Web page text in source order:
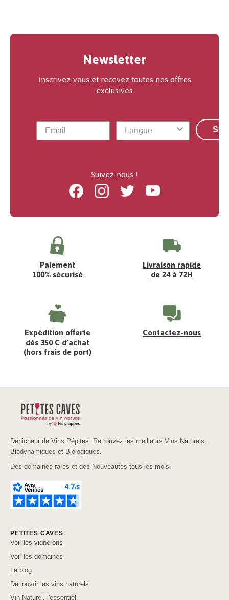
Newsletter
Inscrivez-vous et recevez toutes nos offres
exclusives
Suivez-nous !
FacebookInstagramTwitter Youtube
Paiement
100% sécurisé
Livraison rapide
de 24 à 72H
Expédition offerte
dès 350 € d’achat
(hors frais de port)
Contactez-nous
Dénicheur de Vins Pépites. Retrouvez les meilleurs Vins Naturels,
Biodynamiques et Biologiques.
Des domaines rares et des Nouveautés tous les mois.
PETITES CAVES
Voir les vignerons
Voir les domaines
Le blog
Découvrir les vins naturels
Vin Naturel, l'essentiel